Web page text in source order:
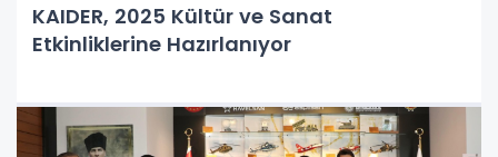
KAIDER, 2025 Kültür ve Sanat
Etkinliklerine Hazırlanıyor